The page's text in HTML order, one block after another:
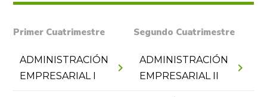
Primer Cuatrimestre
ADMINISTRACIÓN
EMPRESARIAL I
chevron_right
Segundo Cuatrimestre
ADMINISTRACIÓN
EMPRESARIAL II
chevron_right